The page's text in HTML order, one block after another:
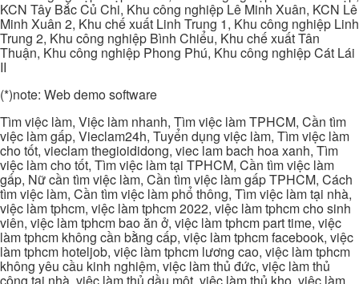
KCN Tây Bắc Củ Chi, Khu công nghiệp Lê Minh Xuân, KCN Lê
Minh Xuân 2, Khu chế xuất Linh Trung 1, Khu công nghiệp Linh
Trung 2, Khu công nghiệp Bình Chiểu, Khu chế xuất Tân
Thuận, Khu công nghiệp Phong Phú, Khu công nghiệp Cát Lái
II
(*)note: Web demo software
Tìm việc làm, Việc làm nhanh, Tìm việc làm TPHCM, Cần tìm
việc làm gấp, Vieclam24h, Tuyển dụng việc làm, Tìm việc làm
cho tốt, vieclam thegioididong, viec lam bach hoa xanh, Tìm
việc làm cho tốt, Tìm việc làm tại TPHCM, Cần tìm việc làm
gấp, Nữ cần tìm việc làm, Cần tìm việc làm gấp TPHCM, Cách
tìm việc làm, Cần tìm việc làm phổ thông, Tìm việc làm tại nhà,
việc làm tphcm, việc làm tphcm 2022, việc làm tphcm cho sinh
viên, việc làm tphcm bao ăn ở, việc làm tphcm part time, việc
làm tphcm không cần bằng cấp, việc làm tphcm facebook, việc
làm tphcm hoteljob, việc làm tphcm lương cao, việc làm tphcm
không yêu cầu kinh nghiệm, việc làm thủ đức, việc làm thủ
công tại nhà, việc làm thủ dầu một, việc làm thủ kho, việc làm